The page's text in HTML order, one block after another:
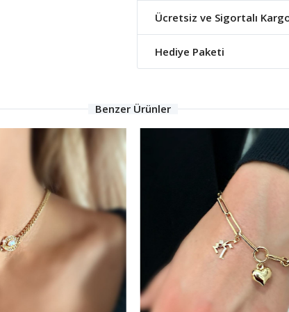
Ücretsiz ve Sigortalı
Hediye Paketi
Benzer Ürünler